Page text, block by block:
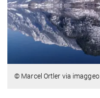
© Marcel Ortler via imaggeo